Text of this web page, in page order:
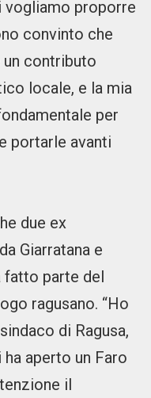
vogliamo proporre
convinto che
contributo
locale, e la mia
per
portarle avanti
due ex
Giarratana e
fatto parte del
ragusano. “Ho
di Ragusa,
aperto un Faro
il